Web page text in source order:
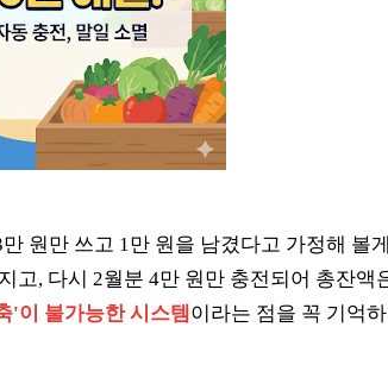
원만 쓰고 1만 원을 남겼다고 가정해 볼
고, 다시 2월분 4만 원만 충전되어 총잔액
'이 불가능한 시스템 이라는 점을 꼭 기억